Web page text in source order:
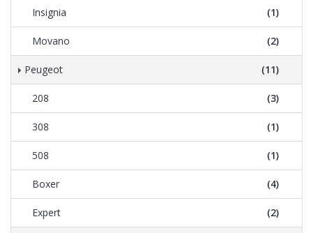
Insignia (1)
Movano (2)
Peugeot (11)
208 (3)
308 (1)
508 (1)
Boxer (4)
Expert (2)